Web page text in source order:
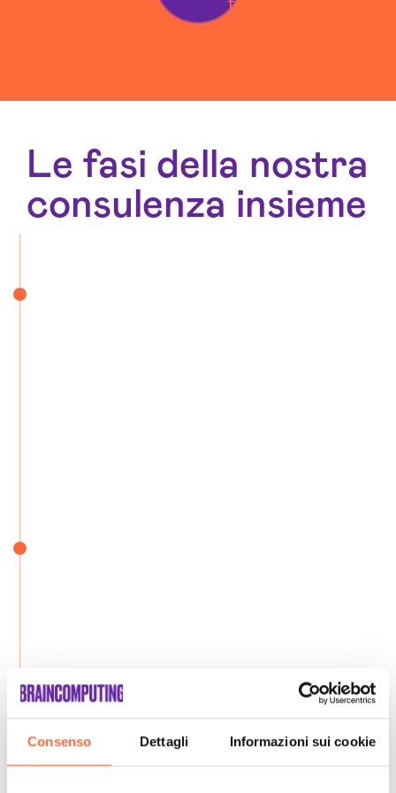
Consenso Dettagli Informazioni sui cookie
Le fasi della nostra
consulenza insieme